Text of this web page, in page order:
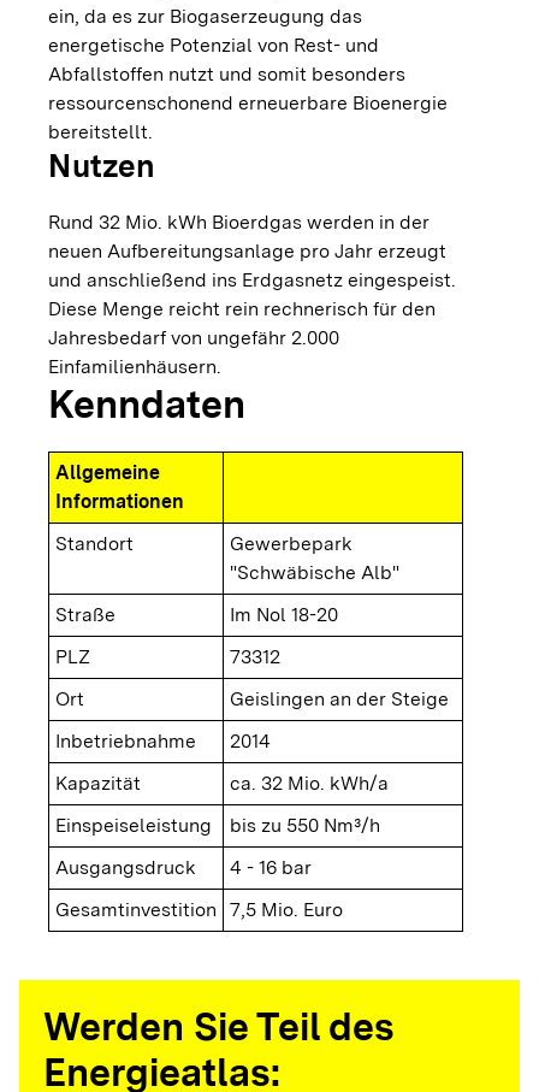
ein, da es zur Biogaserzeugung das
energetische Potenzial von Rest- und
Abfallstoffen nutzt und somit besonders
ressourcenschonend erneuerbare Bioenergie
bereitstellt.
Nutzen
Rund 32 Mio. kWh Bioerdgas werden in der
neuen Aufbereitungsanlage pro Jahr erzeugt
und anschließend ins Erdgasnetz eingespeist.
Diese Menge reicht rein rechnerisch für den
Jahresbedarf von ungefähr 2.000
Einfamilienhäusern.
Kenndaten
Allgemeine
Informationen
Standort
Gewerbepark
"Schwäbische Alb"
Straße
Im Nol 18-20
PLZ
73312
Ort
Geislingen an der Steige
Inbetriebnahme
2014
Kapazität
ca. 32 Mio. kWh/a
Einspeiseleistung
bis zu 550 Nm³/h
Ausgangsdruck
4 - 16 bar
Gesamtinvestition
7,5 Mio. Euro
Werden Sie Teil des
Energieatlas: